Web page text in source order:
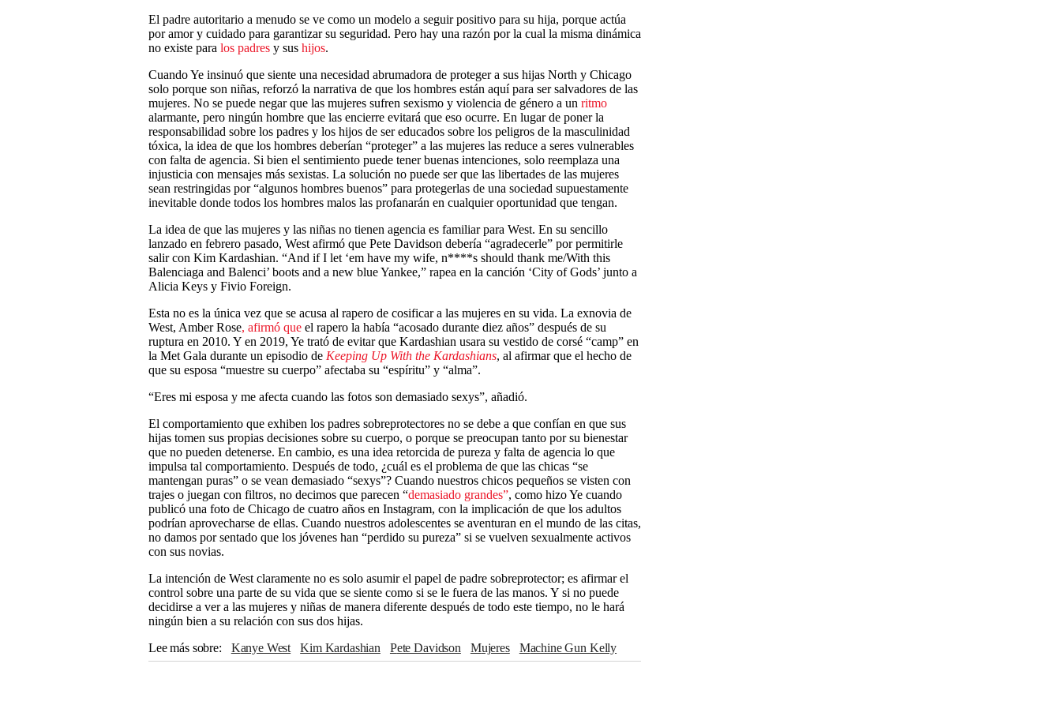
El padre autoritario a menudo se ve como un modelo a seguir positivo para su hija, porque actúa
por amor y cuidado para garantizar su seguridad. Pero hay una razón por la cual la misma dinámica
no existe para los padres y sus hijos.
Cuando Ye insinuó que siente una necesidad abrumadora de proteger a sus hijas North y Chicago
solo porque son niñas, reforzó la narrativa de que los hombres están aquí para ser salvadores de las
mujeres. No se puede negar que las mujeres sufren sexismo y violencia de género a un ritmo
alarmante, pero ningún hombre que las encierre evitará que eso ocurre. En lugar de poner la
responsabilidad sobre los padres y los hijos de ser educados sobre los peligros de la masculinidad
tóxica, la idea de que los hombres deberían “proteger” a las mujeres las reduce a seres vulnerables
con falta de agencia. Si bien el sentimiento puede tener buenas intenciones, solo reemplaza una
injusticia con mensajes más sexistas. La solución no puede ser que las libertades de las mujeres
sean restringidas por “algunos hombres buenos” para protegerlas de una sociedad supuestamente
inevitable donde todos los hombres malos las profanarán en cualquier oportunidad que tengan.
La idea de que las mujeres y las niñas no tienen agencia es familiar para West. En su sencillo
lanzado en febrero pasado, West afirmó que Pete Davidson debería “agradecerle” por permitirle
salir con Kim Kardashian. “And if I let ‘em have my wife, n****s should thank me/With this
Balenciaga and Balenci’ boots and a new blue Yankee,” rapea en la canción ‘City of Gods’ junto a
Alicia Keys y Fivio Foreign.
Esta no es la única vez que se acusa al rapero de cosificar a las mujeres en su vida. La exnovia de
West, Amber Rose, afirmó que el rapero la había “acosado durante diez años” después de su
ruptura en 2010. Y en 2019, Ye trató de evitar que Kardashian usara su vestido de corsé “camp” en
la Met Gala durante un episodio de Keeping Up With the Kardashians, al afirmar que el hecho de
que su esposa “muestre su cuerpo” afectaba su “espíritu” y “alma”.
“Eres mi esposa y me afecta cuando las fotos son demasiado sexys”, añadió.
El comportamiento que exhiben los padres sobreprotectores no se debe a que confían en que sus
hijas tomen sus propias decisiones sobre su cuerpo, o porque se preocupan tanto por su bienestar
que no pueden detenerse. En cambio, es una idea retorcida de pureza y falta de agencia lo que
impulsa tal comportamiento. Después de todo, ¿cuál es el problema de que las chicas “se
mantengan puras” o se vean demasiado “sexys”? Cuando nuestros chicos pequeños se visten con
trajes o juegan con filtros, no decimos que parecen “demasiado grandes”, como hizo Ye cuando
publicó una foto de Chicago de cuatro años en Instagram, con la implicación de que los adultos
podrían aprovecharse de ellas. Cuando nuestros adolescentes se aventuran en el mundo de las citas,
no damos por sentado que los jóvenes han “perdido su pureza” si se vuelven sexualmente activos
con sus novias.
La intención de West claramente no es solo asumir el papel de padre sobreprotector; es afirmar el
control sobre una parte de su vida que se siente como si se le fuera de las manos. Y si no puede
decidirse a ver a las mujeres y niñas de manera diferente después de todo este tiempo, no le hará
ningún bien a su relación con sus dos hijas.
Lee más sobre
Kanye West Kim Kardashian Pete Davidson Mujeres
Machine Gun Kelly
paternidad
Hijos Misoginia Redes sociales TikTok Instagram